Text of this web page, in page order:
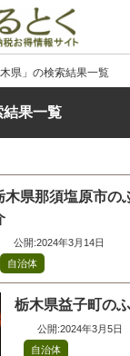
木県」の検索結果一覧
結果一覧
木県那須塩原市の
公開:2024年3月14日
自治体
栃木県益子町の
公開:2024年3月5日
自治体